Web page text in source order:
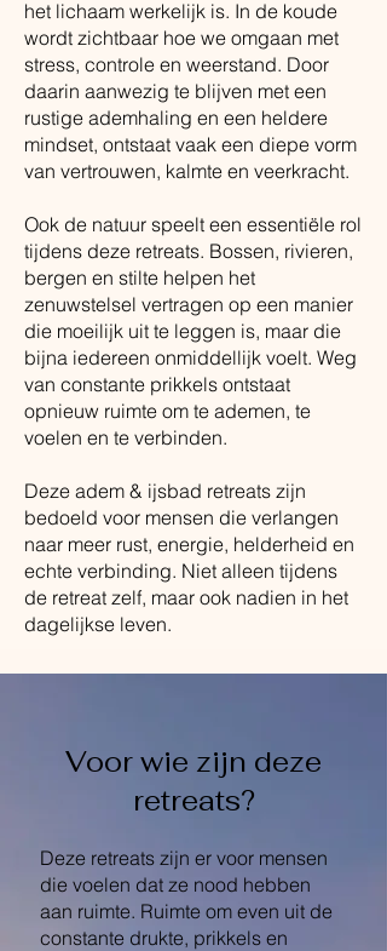
het lichaam werkelijk is. In de koude
wordt zichtbaar hoe we omgaan met
stress, controle en weerstand. Door
daarin aanwezig te blijven met een
rustige ademhaling en een heldere
mindset, ontstaat vaak een diepe vorm
van vertrouwen, kalmte en veerkracht.
Ook de natuur speelt een essentiële rol
tijdens deze retreats. Bossen, rivieren,
bergen en stilte helpen het
zenuwstelsel vertragen op een manier
die moeilijk uit te leggen is, maar die
bijna iedereen onmiddellijk voelt. Weg
van constante prikkels ontstaat
opnieuw ruimte om te ademen, te
voelen en te verbinden.
Deze adem & ijsbad retreats zijn
bedoeld voor mensen die verlangen
naar meer rust, energie, helderheid en
echte verbinding. Niet alleen tijdens
de retreat zelf, maar ook nadien in het
dagelijkse leven.
Voor wie zijn deze
retreats?
Deze retreats zijn er voor mensen
die voelen dat ze nood hebben
aan ruimte. Ruimte om even uit de
constante drukte, prikkels en